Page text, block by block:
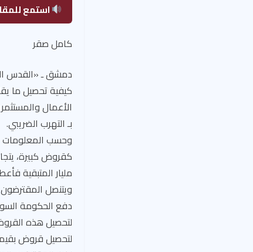
استمع
كامل صقر
دمشق ـ «القدس
الأعمال
بـ التهرب الضريبي.
مليار المتبقية
ويتنصل
دفع الحكومة
لتحصيل هذه